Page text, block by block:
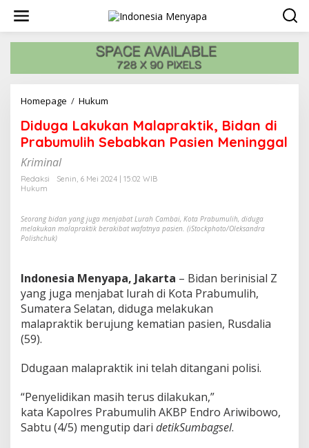
w
Homepage / Hukum
d
u
g
L
k
a
a
p
r
i
,
B
i
d
Diduga Lakukan Malapraktik, Bidan di
Prabumulih Sebabkan Pasien Meninggal
Kriminal
Redaksi
Senin, 6 Mei 2024 | 15:02 WIB
Hukum
Seorang bidan yang juga menjabat Lurah Cambai, Kota Prabumulih, diduga
melakukan malapraktik berakibat wafatnya pasien. (iStockphoto/Oleksandra
Polishchuk)
Indonesia Menyapa, Jakarta – Bidan berinisial Z
yang juga menjabat lurah di Kota Prabumulih,
Sumatera Selatan, diduga melakukan
malapraktik berujung kematian pasien, Rusdalia
(59).
Ddugaan malapraktik ini telah ditangani polisi.
“Penyelidikan masih terus dilakukan,”
kata Kapolres Prabumulih AKBP Endro Ariwibowo,
Sabtu (4/5) mengutip dari detikSumbagsel.